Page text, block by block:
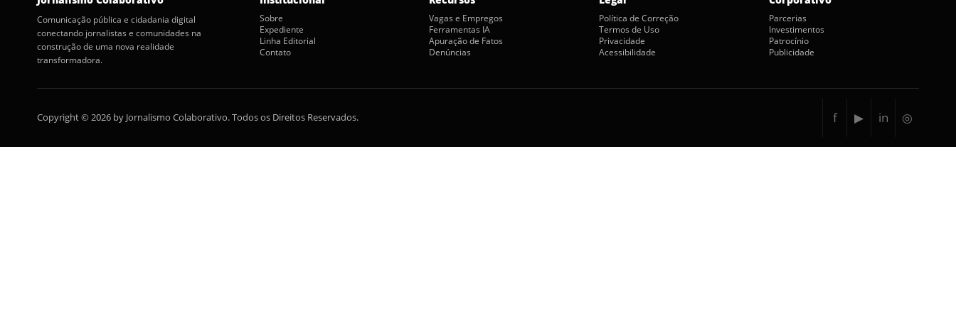
Comunicação pública e cidadania digital
conectando jornalistas e comunidades na
construção de uma nova realidade
transformadora.
Sobre
Expediente
Linha Editorial
Contato
Vagas e Empregos
Ferramentas IA
Apuração de Fatos
Denúncias
Política de Correção
Termos de Uso
Privacidade
Acessibilidade
Parcerias
Investimentos
Patrocínio
Publicidade
Copyright © 2026 by Jornalismo Colaborativo. Todos os Direitos Reservados. f ▶ in ◎